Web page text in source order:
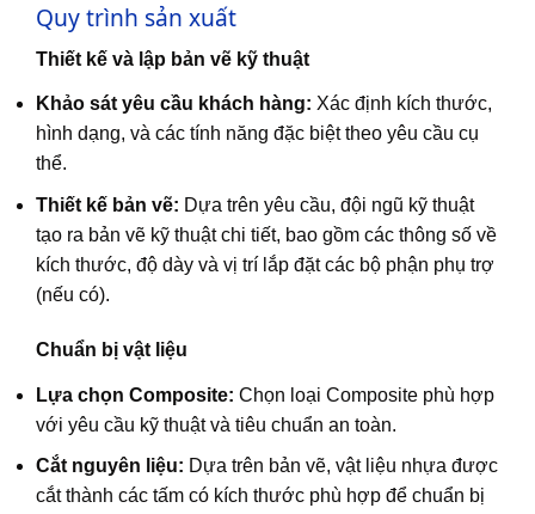
Quy trình sản xuất
Thiết kế và lập bản vẽ kỹ thuật
Khảo sát yêu cầu khách hàng: Xác định kích thước,
hình dạng, và các tính năng đặc biệt theo yêu cầu cụ
thể.
Thiết kế bản vẽ: Dựa trên yêu cầu, đội ngũ kỹ thuật
tạo ra bản vẽ kỹ thuật chi tiết, bao gồm các thông số về
kích thước, độ dày và vị trí lắp đặt các bộ phận phụ trợ
(nếu có).
Chuẩn bị vật liệu
Lựa chọn Composite: Chọn loại Composite phù hợp
với yêu cầu kỹ thuật và tiêu chuẩn an toàn.
Cắt nguyên liệu: Dựa trên bản vẽ, vật liệu nhựa được
cắt thành các tấm có kích thước phù hợp để chuẩn bị